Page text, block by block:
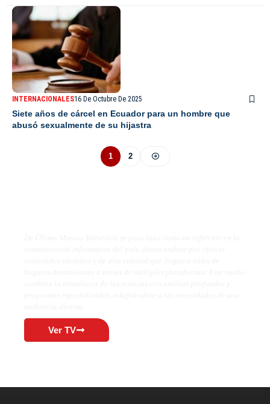
INTERNACIONALES16 De Octubre De 2025
Siete años de cárcel en Ecuador para un hombre que
abusó sexualmente de su hijastra
1 2
Ver TV